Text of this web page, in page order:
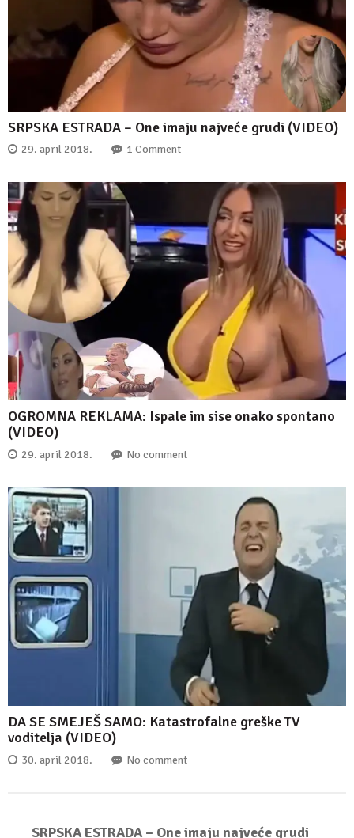
SRPSKA ESTRADA – One imaju najveće grudi (VIDEO)
29. april 2018. 1 Comment
OGROMNA REKLAMA: Ispale im sise onako spontano
(VIDEO)
29. april 2018. No comment
DA SE SMEJEŠ SAMO: Katastrofalne greške TV
voditelja (VIDEO)
30. april 2018. No comment
SRPSKA ESTRADA – One imaju najveće grudi